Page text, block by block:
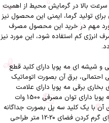
بالا در گرمایش محیط از اهمیت
تولید گرما، ایمنی این محصول نیز
مورد مهم در خرید این محصول مصرف
انرژی کم استفاده شود، این مورد نیز
و شیشه ای مه پویا دارای کلید قطع
برق آن بصورت اتوماتیک
بخاری برقی مه پویا دارای علامت
استاندارد ملی ایران می باشد. بخاری برقی مه پویا دارای توان مصرفی 1500 وات
با یک کلید سه پل بصورت جداگانه
قابل کنترل است. این مدل بخاری مه پویا برای گرم کردن فضای 20-12 متر طراحی